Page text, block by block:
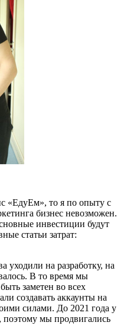
«ЕдуЕм», то я по опыту с
бизнес невозможен.
инвестиции будут
статьи затрат:
уходили на разработку, на
В то время мы
заметен во всех
создавать аккаунты на
силами. До 2021 года у
поэтому мы продвигались